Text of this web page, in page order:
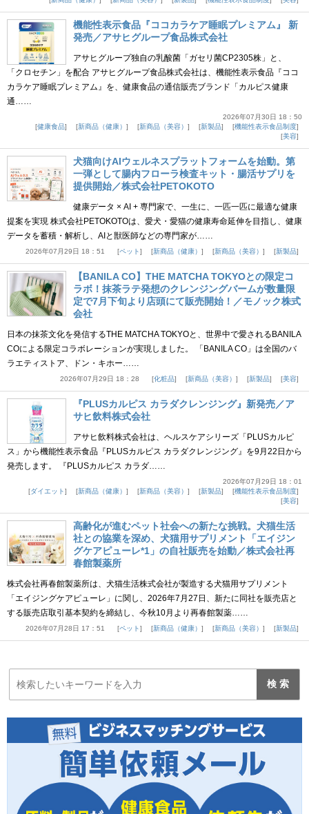
機能性表示食品『ココカラケア睡眠プレミアム』 新
発売／アサヒグループ食品株式会社
アサヒグループ独自の乳酸菌「ガセリ菌CP2305株」と、
「クロセチン」を配合 アサヒグループ食品株式会社は、機能性表示食品『ココ
カラケア睡眠プレミアム』を、健康食品の通信販売ブランド「カルピス健康
通……
2026年07月30日 18：50
健康食品
新商品（健康） 新商品（美容） 新製品
機能性表示食品制度
美容
犬猫向けAIウェルネスプラットフォームを始動。第
一弾として腸内フローラ検査キット・腸活サプリを
提供開始／株式会社PETOKOTO
健康データ × AI + 専門家で、一生に、一匹一匹に最適な健康
提案を実現 株式会社PETOKOTOは、愛犬・愛猫の健康寿命延伸を目指し、健康
データを蓄積・解析し、AIと獣医師などの専門家が……
2026年07月29日 18：51 ペット 新商品（健康） 新商品（美容） 新製品
【BANILA CO】THE MATCHA TOKYOとの限定コ
ラボ！抹茶ラテ発想のクレンジングバームが数量限
定で7月下旬より店頭にて販売開始！／モノック株式
会社
日本の抹茶文化を発信するTHE MATCHA TOKYOと、世界中で愛されるBANILA
COによる限定コラボレーションが実現しました。 「BANILA CO」は全国のバ
ラエティストア、ドン・キホー……
2026年07月29日 18：28 化粧品 新商品（美容） 新製品 美容
『PLUSカルピス カラダクレンジング』新発売／ア
サヒ飲料株式会社
アサヒ飲料株式会社は、ヘルスケアシリーズ「PLUSカルピ
ス」から機能性表示食品『PLUSカルピス カラダクレンジング』を9月22日から
発売します。 『PLUSカルピス カラダ……
2026年07月29日 18：01
ダイエット
新商品（健康） 新商品（美容） 新製品
機能性表示食品制度
美容
高齢化が進むペット社会への新たな挑戦。犬猫生活
社との協業を深め、犬猫用サプリメント「エイジン
グケアピューレ*1」の自社販売を始動／株式会社再
春館製薬所
株式会社再春館製薬所は、犬猫生活株式会社が製造する犬猫用サプリメント
「エイジングケアピューレ」に関し、2026年7月27日、新たに同社を販売店と
する販売店取引基本契約を締結し、今秋10月より再春館製薬……
2026年07月28日 17：51 ペット 新商品（健康） 新商品（美容） 新製品